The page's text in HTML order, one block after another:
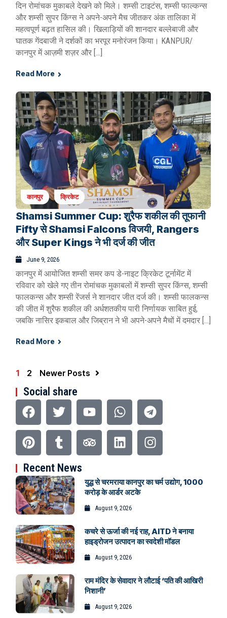
दिन रोमांचक मुकाबले देखने को मिले। शम्सी टाइटंस, शम्सी फाल्कन्स
और शम्सी सुपर किंग्स ने अपने-अपने मैच जीतकर अंक तालिका में
महत्वपूर्ण बढ़त हासिल की। खिलाड़ियों की शानदार बल्लेबाजी और
घातक गेंदबाजी ने दर्शकों का भरपूर मनोरंजन किया। KANPUR/
कानपुर में आज़मी शज़र और […]
Read More
कानपुर क्रिकेट
Shamsi Summer Cup: शुरैफ शकील की तूफानी
Fifty से Shamsi Falcons विजयी, Rangers
और Super Kings ने भी दर्ज की जीत
June 9, 2026
कानपुर में आयोजित शम्सी समर कप डे-नाइट क्रिकेट टूर्नामेंट में
रविवार को खेले गए तीन रोमांचक मुकाबलों में शम्सी सुपर किंग्स, शम्सी
फालकन्स और शम्सी रेंजर्स ने शानदार जीत दर्ज की। शम्सी फालकन्स
की जीत में शुरैफ शकील की अर्धशतकीय पारी निर्णायक साबित हुई,
जबकि नासिर इकबाल और जिब्रान ने भी अपने-अपने मैचों में दमदार […]
Read More
1 2 Newer Posts
Social share
Recent News
युद्ध से चरमराया कानपुर का चर्म उद्योग, 1000
करोड़ के आर्डर अटके
August 9, 2026
कचरे से ऊर्जा की नई राह, AITD ने बनाया
हाइड्रोजन उत्पादन का स्वदेशी मॉडल
August 9, 2026
राम मंदिर के सेवादार ने लौटाई ‘पति की आखिरी
निशानी’
August 9, 2026